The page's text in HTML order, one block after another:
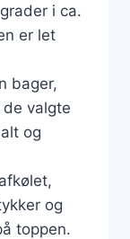
i ca.
er let
bager,
valgte
og
og
toppen.